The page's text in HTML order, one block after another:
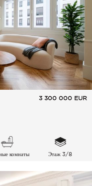
3 300 000 EUR
комнаты Этаж 3/8